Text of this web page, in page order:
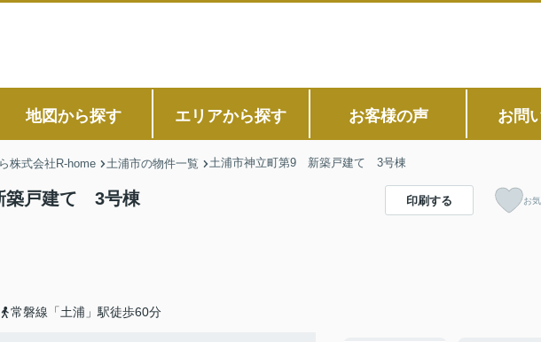
地図から探す エリアから探す お客様の声 お問
株式会社R-home 土浦市の物件一覧 土浦市神立町第9 新築戸建て 3号棟
築戸建て 3号棟
常磐線「土浦」駅徒歩60分
印刷する お